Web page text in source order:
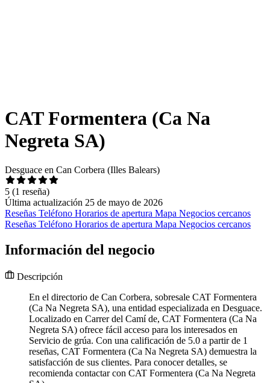
CAT Formentera (Ca Na
Negreta SA)
Desguace en Can Corbera (Illes Balears)
5 (1 reseña)
Última actualización 25 de mayo de 2026
Reseñas Teléfono Horarios de apertura Mapa Negocios cercanos
Reseñas Teléfono Horarios de apertura Mapa Negocios cercanos
Información del negocio
Descripción
En el directorio de Can Corbera, sobresale CAT Formentera
(Ca Na Negreta SA), una entidad especializada en Desguace.
Localizado en Carrer del Camí de, CAT Formentera (Ca Na
Negreta SA) ofrece fácil acceso para los interesados en
Servicio de grúa. Con una calificación de 5.0 a partir de 1
reseñas, CAT Formentera (Ca Na Negreta SA) demuestra la
satisfacción de sus clientes. Para conocer detalles, se
recomienda contactar con CAT Formentera (Ca Na Negreta